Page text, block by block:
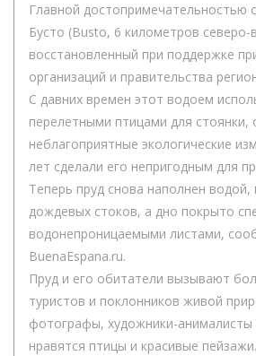
Главной достопримечательностью
Бусто (Busto, 6 километров северо-
восстановленный при поддержке
организаций и правительства
С давних времен этот водоем
перелетными птицами для стоянки,
неблагоприятные экологические
лет сделали его непригодным для
Теперь пруд снова наполнен
дождевых стоков, а дно покрыто
водонепроницаемыми листами,
BuenaEspana.ru.
Пруд и его обитатели вызывают
туристов и поклонников живой
фотографы, художники-анималисты
нравятся птицы и красивые